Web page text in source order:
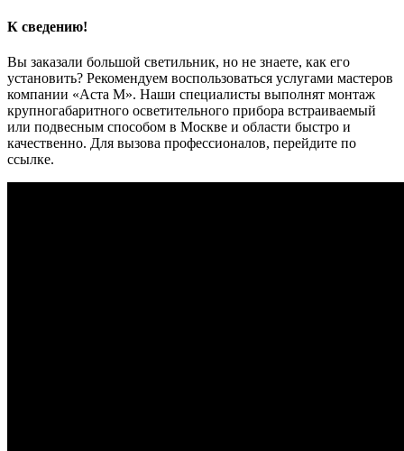
К сведению!
Вы заказали большой светильник, но не знаете, как его
установить? Рекомендуем воспользоваться услугами мастеров
компании «Аста М». Наши специалисты выполнят монтаж
крупногабаритного осветительного прибора встраиваемый
или подвесным способом в Москве и области быстро и
качественно. Для вызова профессионалов, перейдите по
ссылке.